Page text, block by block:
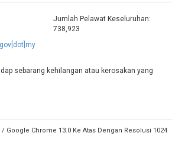
Jumlah Pelawat Keseluruhan:
738,923
sebarang kehilangan atau kerosakan yang
Google Chrome 13.0 Ke Atas Dengan Resolusi 1024